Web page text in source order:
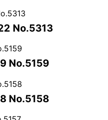
No.5313
No.5159
No.5158